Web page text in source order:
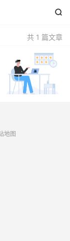

共 1 篇文章
地图